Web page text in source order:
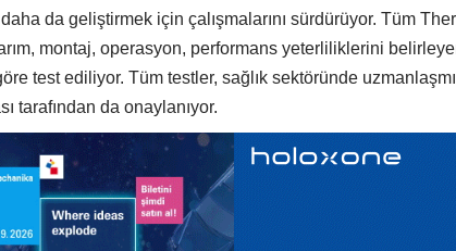
da geliştirmek için çalışmalarını sürdürüyor. Tüm
montaj, operasyon, performans yeterliliklerini
test ediliyor. Tüm testler, sağlık sektöründe
tarafından da onaylanıyor.